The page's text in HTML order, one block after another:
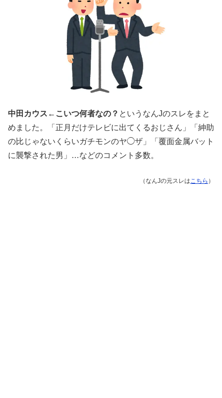
中田カウス←こいつ何者なの？ というなんJのスレをまと
めました。「正月だけテレビに出てくるおじさん」「紳助
の比じゃないくらいガチモンのヤ◯ザ」「覆面金属バット
に襲撃された男」…などのコメント多数。
（なんJの元スレはこちら ）